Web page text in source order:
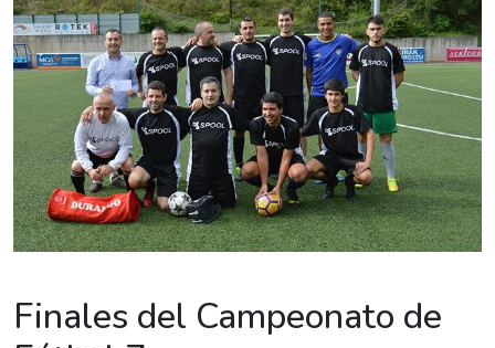
Finales del Campeonato de